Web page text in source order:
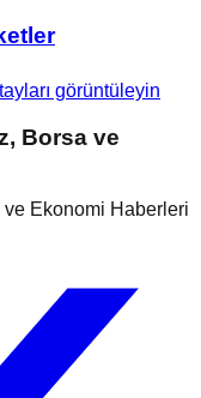
görüntüleyin
Borsa ve
Ekonomi Haberleri